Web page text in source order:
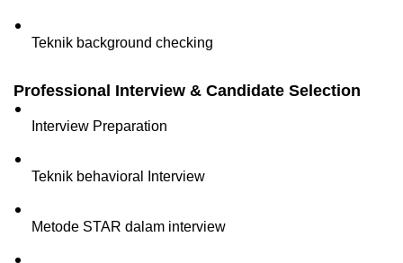
Teknik background checking
Professional Interview & Candidate Selection
Interview Preparation
Teknik behavioral Interview
Metode STAR dalam interview